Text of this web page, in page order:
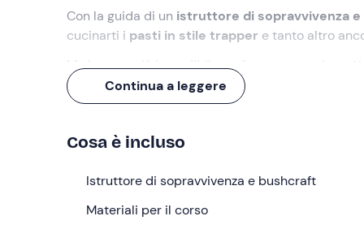
Con la guida di un istruttore di sopravvivenza
cucinarti i pasti in stile trapper e tanto altro
Ma la cosa più incredibile sarà trascorrere la
che sarete riusciti a crearvi!
L'appuntamento è alle
boscodove si svolgerà ilcorso di sopravvivenza
Dopo unbriefing introduttivo
Continua a leggere
Cosa è incluso
Istruttore di sopravvivenza e bushcraft
Materiali per il corso